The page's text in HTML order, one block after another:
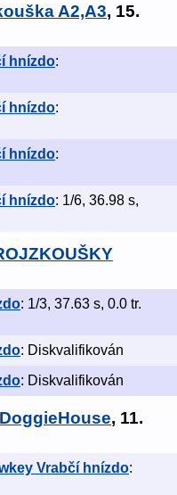
A2,A3, 15.
hnízdo:
hnízdo:
hnízdo:
hnízdo: 1/6, 36.98 s,
: 1/3, 37.63 s, 0.0 tr.
: Diskvalifikován
: Diskvalifikován
, 11.
Vrabčí hnízdo: